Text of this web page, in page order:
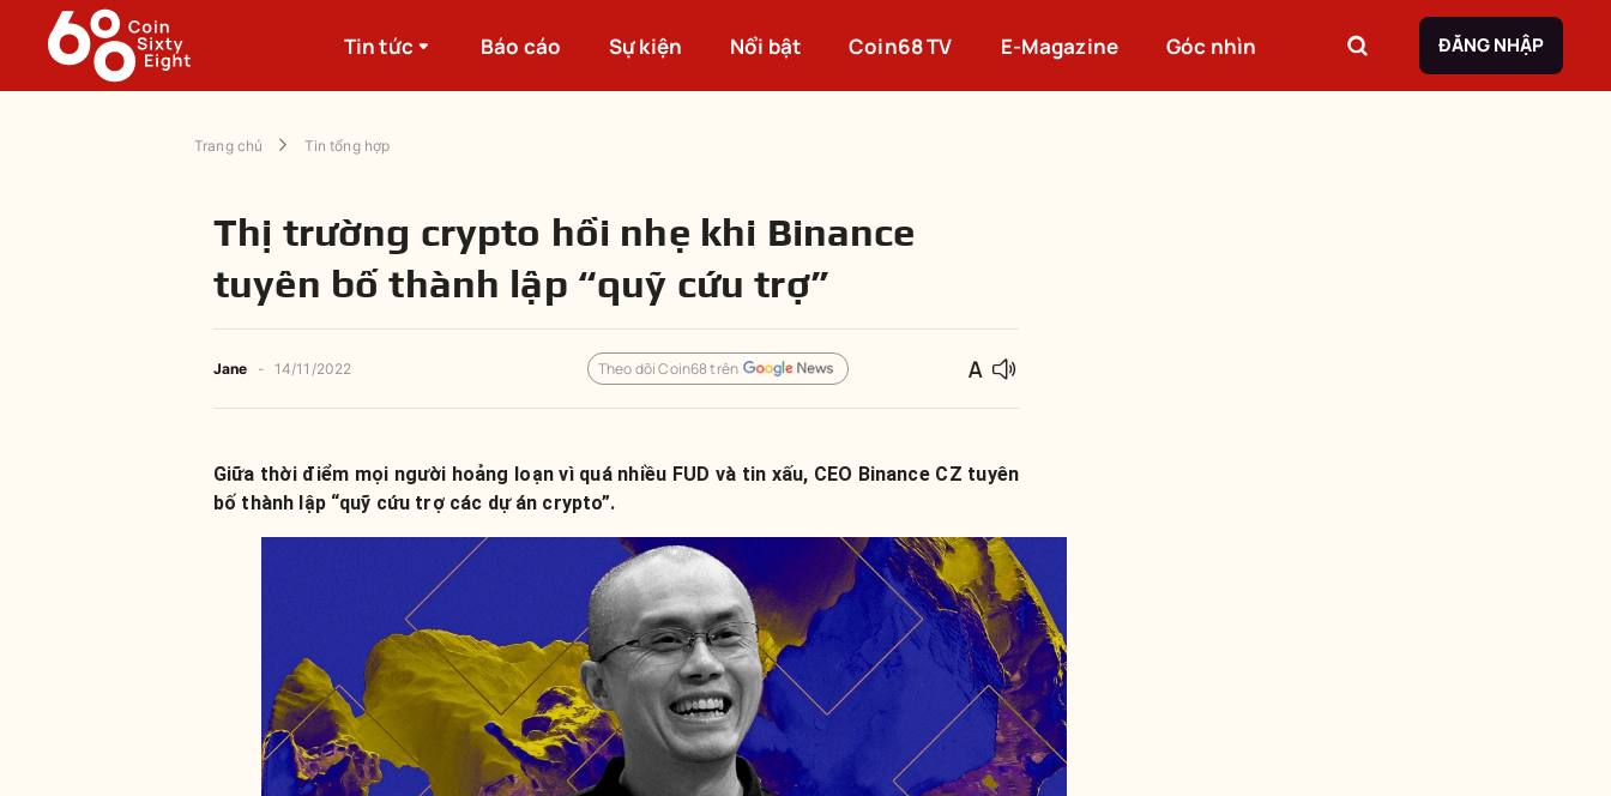
Tin tức Báo cáo Sự kiện Nổi bật Coin68 TV E-Magazine Góc nhìn ĐĂNG NHẬP
Trang chủ Tin tổng hợp
Thị trường crypto hồi nhẹ khi Binance
tuyên bố thành lập “quỹ cứu trợ”
Jane - 14/11/2022 Theo dõi Coin68 trên
Giữa thời điểm mọi người hoảng loạn vì quá nhiều FUD và tin xấu, CEO Binance CZ tuyên
bố thành lập “quỹ cứu trợ các dự án crypto”.